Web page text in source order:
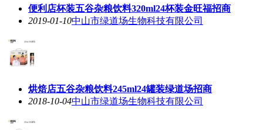
便利店杯装五谷杂粮饮料320ml24杯装金旺福招商
2019-01-10中山市绿道场生物科技有限公司
烘焙店五谷杂粮饮料245ml24罐装绿道场招商
2018-10-04中山市绿道场生物科技有限公司